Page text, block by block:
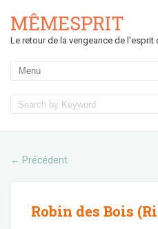
MÊMESPRIT
Le retour de la vengeance de l'esprit
← Précédent
Robin des Bois